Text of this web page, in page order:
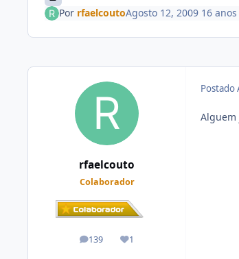
Por rfaelcoutoAgosto 12, 2009 16 anos
rfaelcouto
Colaborador
139
posts 1
Reputação
Postado
Alguem